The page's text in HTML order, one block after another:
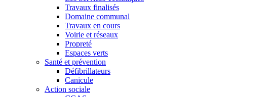
Travaux finalisés
Domaine communal
Travaux en cours
Voirie et réseaux
Propreté
Espaces verts
Santé et prévention
Défibrillateurs
Canicule
Action sociale